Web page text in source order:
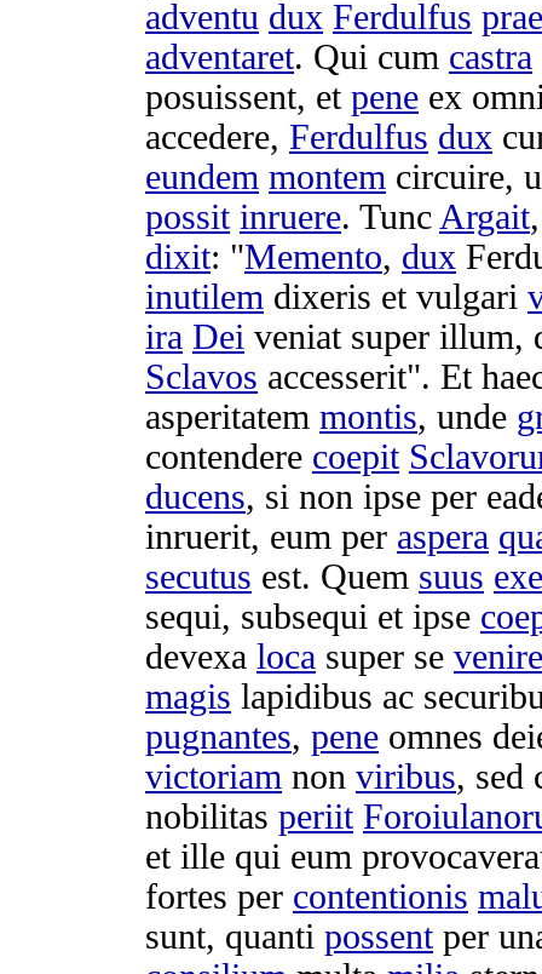
adventu dux Ferdulfus
adventaret. Qui cum castra
posuissent, et pene ex
accedere, Ferdulfus dux
eundem montem circuire,
possit inruere. Tunc Argait
dixit: "Memento, dux
inutilem dixeris et vulgari
ira Dei veniatsuper illum,
Sclavos accesserit". Et
asperitatem montis, unde
contendere coepit
ducens, si non ipse per
inruerit, eum per aspera
secutus est. Quem suus
sequi, subsequi et ipse
devexa loca super se venire
magis lapidibus ac
pugnantes, pene omnes
victoriam non viribus, sed
nobilitas periit
et ille qui eum
fortes per contentionis
sunt, quanti possentper